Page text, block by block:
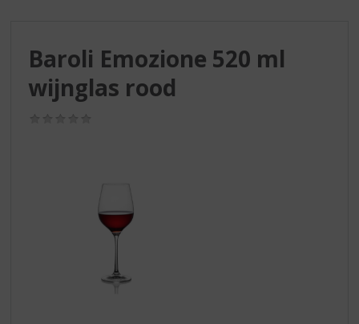
Baroli Emozione 520 ml
wijnglas rood